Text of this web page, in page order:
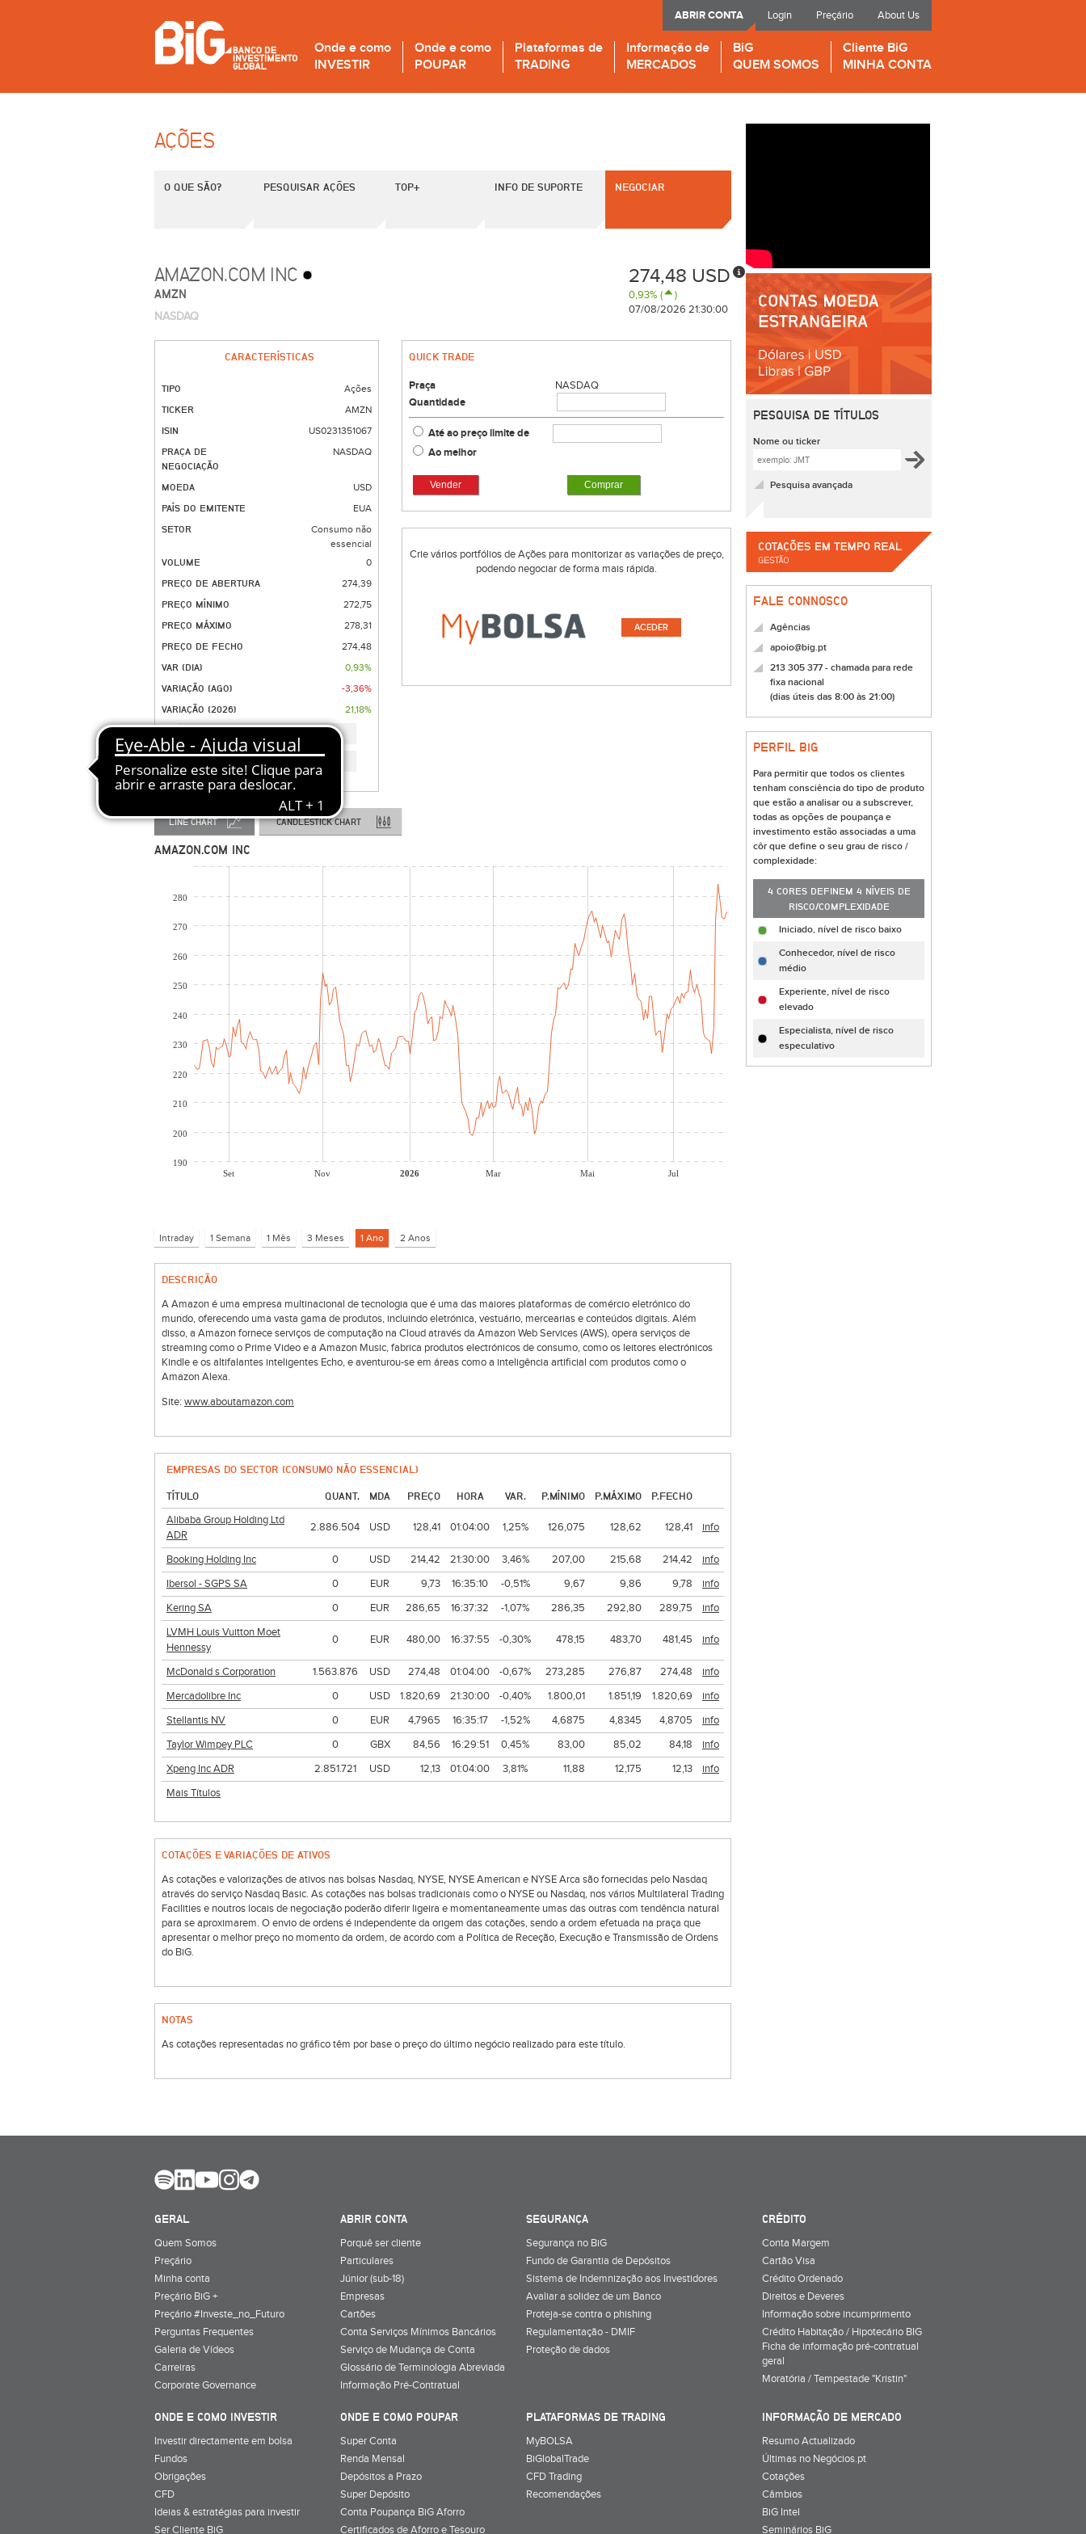
Login Preçário About Us
ABRIR CONTA
Onde e como
INVESTIR
Onde e como
POUPAR
Plataformas de
TRADING
Informação de
MERCADOS
BiG
QUEM SOMOS
Cliente BiG
MINHA CONTA
AÇÕES
O QUE SÃO? PESQUISAR AÇÕES TOP+ INFO DE SUPORTE NEGOCIAR
AMAZON.COM INC
AMZN
NASDAQ
274,48 USD
0,93% (
)
07/08/2026 21:30:00
CARACTERÍSTICAS
TIPO Ações
TICKER AMZN
ISIN US0231351067
PRAÇA DE
NEGOCIAÇÃO
NASDAQ
MOEDA USD
PAÍS DO EMITENTE EUA
SETOR
Consumo não
essencial
VOLUME 0
PREÇO DE ABERTURA 274,39
PREÇO MÍNIMO 272,75
PREÇO MÁXIMO 278,31
PREÇO DE FECHO 274,48
VAR (DIA) 0,93%
VARIAÇÃO (AGO) -3,36%
VARIAÇÃO (2026) 21,18%
QUICK TRADE
Praça
NASDAQ
Quantidade
Até ao preço limite de
Ao melhor
Vender Comprar
Crie vários portfólios de Ações para monitorizar as variações de preço,
podendo negociar de forma mais rápida.
ACEDER
LINE CHART CANDLESTICK CHART
AMAZON.COM INC
Set Nov 2026 Mar Mai Jul
190
200
210
220
230
240
250
260
270
280
DESCRIÇÃO
A Amazon é uma empresa multinacional de tecnologia que é uma das maiores plataformas de comércio eletrónico do
mundo, oferecendo uma vasta gama de produtos, incluindo eletrónica, vestuário, mercearias e conteúdos digitais. Além
disso, a Amazon fornece serviços de computação na Cloud através da Amazon Web Services (AWS), opera serviços de
streaming como o Prime Video e a Amazon Music, fabrica produtos electrónicos de consumo, como os leitores electrónicos
Kindle e os altifalantes inteligentes Echo, e aventurou-se em áreas como a inteligência artificial com produtos como o
Amazon Alexa.
Site: www.aboutamazon.com
EMPRESAS DO SECTOR (CONSUMO NÃO ESSENCIAL)
TÍTULO QUANT. MDA PREÇO HORA VAR. P.MÍNIMO P.MÁXIMO
P.FECHO
Alibaba Group Holding Ltd
ADR
2.886.504 USD 128,41 01:04:00 1,25% 126,075 128,62 128,41 info
Booking Holding Inc 0 USD 214,42 21:30:00 3,46% 207,00 215,68 214,42
info
Ibersol - SGPS SA
0 EUR 9,73 16:35:10 -0,51% 9,67 9,86 9,78
info
Kering SA
0 EUR 286,65 16:37:32 -1,07% 286,35 292,80 289,75
info
LVMH Louis Vuitton Moet
Hennessy
0 EUR 480,00 16:37:55 -0,30% 478,15 483,70 481,45 info
McDonald s Corporation 1.563.876 USD 274,48 01:04:00 -0,67% 273,285 276,87 274,48
info
Mercadolibre Inc
0 USD 1.820,69 21:30:00 -0,40% 1.800,01 1.851,19 1.820,69
info
Stellantis NV
0 EUR 4,7965 16:35:17 -1,52% 4,6875 4,8345 4,8705
info
Taylor Wimpey PLC
0 GBX 84,56 16:29:51 0,45% 83,00 85,02 84,18
info
Xpeng Inc ADR
2.851.721 USD 12,13 01:04:00 3,81% 11,88 12,175 12,13
info
Mais Títulos
COTAÇÕES E VARIAÇÕES DE ATIVOS
As cotações e valorizações de ativos nas bolsas Nasdaq, NYSE, NYSE American e NYSE Arca são fornecidas pelo Nasdaq
através do serviço Nasdaq Basic. As cotações nas bolsas tradicionais como o NYSE ou Nasdaq, nos vários Multilateral Trading
Facilities e noutros locais de negociação poderão diferir ligeira e momentaneamente umas das outras com tendência natural
para se aproximarem. O envio de ordens é independente da origem das cotações, sendo a ordem efetuada na praça que
apresentar o melhor preço no momento da ordem, de acordo com a Política de Receção, Execução e Transmissão de Ordens
do BiG.
NOTAS
As cotações representadas no gráfico têm por base o preço do último negócio realizado para este título.
PESQUISA DE TÍTULOS
Nome ou ticker
Pesquisa avançada
FALE CONNOSCO
Agências
apoio@big.pt
213 305 377 - chamada para rede
fixa nacional
(dias úteis das 8:00 às 21:00)
PERFIL BiG
Para permitir que todos os clientes
tenham consciência do tipo de produto
que estão a analisar ou a subscrever,
todas as opções de poupança e
investimento estão associadas a uma
côr que define o seu grau de risco /
complexidade:
4 CORES DEFINEM 4 NÍVEIS DE
RISCO/COMPLEXIDADE
Iniciado, nível de risco baixo
Conhecedor, nível de risco
médio
Experiente, nível de risco
elevado
Especialista, nível de risco
especulativo
GERAL
Quem Somos
Preçário
Minha conta
Preçário BiG +
Preçário #Investe_no_Futuro
Perguntas Frequentes
Galeria de Vídeos
Carreiras
Corporate Governance
ABRIR CONTA
Porquê ser cliente
Particulares
Júnior (sub-18)
Empresas
Cartões
Conta Serviços Mínimos Bancários
Serviço de Mudança de Conta
Glossário de Terminologia Abreviada
Informação Pré-Contratual
SEGURANÇA
Segurança no BiG
Fundo de Garantia de Depósitos
Sistema de Indemnização aos Investidores
Avaliar a solidez de um Banco
Proteja-se contra o phishing
Regulamentação - DMIF
Proteção de dados
CRÉDITO
Conta Margem
Cartão Visa
Crédito Ordenado
Direitos e Deveres
Informação sobre incumprimento
Crédito Habitação / Hipotecário BIG
Ficha de informação pré-contratual
geral
Moratória / Tempestade "Kristin"
ONDE E COMO INVESTIR
Investir directamente em bolsa
Fundos
Obrigações
CFD
Ideias & estratégias para investir
Ser Cliente BiG
ONDE E COMO POUPAR
Super Conta
Renda Mensal
Depósitos a Prazo
Super Depósito
Conta Poupança BiG Aforro
Certificados de Aforro e Tesouro
PLATAFORMAS DE TRADING
MyBOLSA
BiGlobalTrade
CFD Trading
Recomendações
INFORMAÇÃO DE MERCADO
Resumo Actualizado
Últimas no Negócios.pt
Cotações
Câmbios
BiG Intel
Seminários BiG